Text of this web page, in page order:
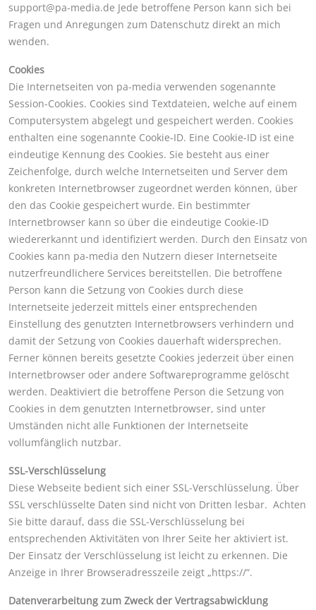
support@pa-media.de Jede betroffene Person kann sich bei
Fragen und Anregungen zum Datenschutz direkt an mich
wenden.
Cookies
Die Internetseiten von pa-media verwenden sogenannte
Session-Cookies. Cookies sind Textdateien, welche auf einem
Computersystem abgelegt und gespeichert werden. Cookies
enthalten eine sogenannte Cookie-ID. Eine Cookie-ID ist eine
eindeutige Kennung des Cookies. Sie besteht aus einer
Zeichenfolge, durch welche Internetseiten und Server dem
konkreten Internetbrowser zugeordnet werden können, über
den das Cookie gespeichert wurde. Ein bestimmter
Internetbrowser kann so über die eindeutige Cookie-ID
wiedererkannt und identifiziert werden. Durch den Einsatz von
Cookies kann pa-media den Nutzern dieser Internetseite
nutzerfreundlichere Services bereitstellen. Die betroffene
Person kann die Setzung von Cookies durch diese
Internetseite jederzeit mittels einer entsprechenden
Einstellung des genutzten Internetbrowsers verhindern und
damit der Setzung von Cookies dauerhaft widersprechen.
Ferner können bereits gesetzte Cookies jederzeit über einen
Internetbrowser oder andere Softwareprogramme gelöscht
werden. Deaktiviert die betroffene Person die Setzung von
Cookies in dem genutzten Internetbrowser, sind unter
Umständen nicht alle Funktionen der Internetseite
vollumfänglich nutzbar.
SSL-Verschlüsselung
Diese Webseite bedient sich einer SSL-Verschlüsselung. Über
SSL verschlüsselte Daten sind nicht von Dritten lesbar. Achten
Sie bitte darauf, dass die SSL-Verschlüsselung bei
entsprechenden Aktivitäten von Ihrer Seite her aktiviert ist.
Der Einsatz der Verschlüsselung ist leicht zu erkennen. Die
Anzeige in Ihrer Browseradresszeile zeigt „https://“.
Datenverarbeitung zum Zweck der Vertragsabwicklung